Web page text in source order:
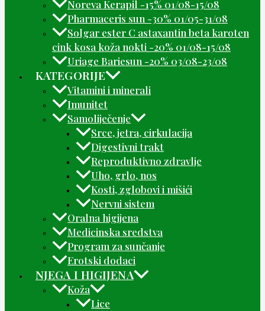
Noreva Kerapil -15% 01/08-15/08
Pharmaceris sun -30% 01/05-31/08
Solgar ester C astaxantin beta karoten
cink kosa koža nokti -20% 01/08-15/08
Uriage Bariesun -20% 03/08-23/08
KATEGORIJE
Vitamini i minerali
Imunitet
Samoliječenje
Srce, jetra, cirkulacija
Digestivni trakt
Reproduktivno zdravlje
Uho, grlo, nos
Kosti, zglobovi i mišići
Nervni sistem
Oralna higijena
Medicinska sredstva
Program za sunčanje
Erotski dodaci
NJEGA I HIGIJENA
Koža
Lice